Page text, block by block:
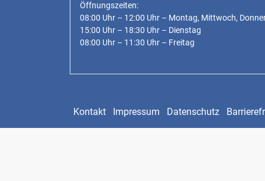
Öffnungszeiten:
08:00 Uhr – 12:00 Uhr – Montag, Mittwoch,
15:00 Uhr – 18:30 Uhr – Dienstag
08:00 Uhr – 11:30 Uhr – Freitag
Kontakt Impressum Datenschutz